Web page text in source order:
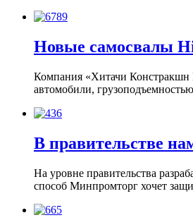
Новые самосвалы
Компания «Хитачи Констракшн
автомобили,
В правительстве
На уровне правительства
способ Минпромторг хочет